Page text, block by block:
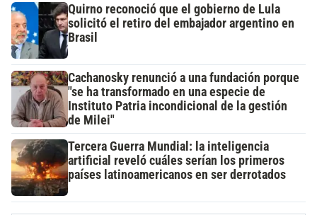
Quirno reconoció que el gobierno de Lula
solicitó el retiro del embajador argentino en
Brasil
Cachanosky renunció a una fundación porque
"se ha transformado en una especie de
Instituto Patria incondicional de la gestión
de Milei"
Tercera Guerra Mundial: la inteligencia
artificial reveló cuáles serían los primeros
países latinoamericanos en ser derrotados